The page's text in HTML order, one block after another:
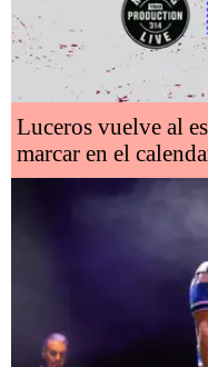
Luceros vuelve al
marcar en el